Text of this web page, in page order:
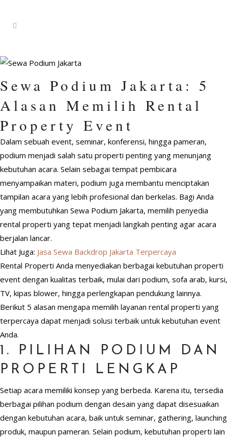
Sewa Podium Jakarta: 5
Alasan Memilih Rental
Property Event
Dalam sebuah event, seminar, konferensi, hingga pameran,
podium menjadi salah satu properti penting yang menunjang
kebutuhan acara. Selain sebagai tempat pembicara
menyampaikan materi, podium juga membantu menciptakan
tampilan acara yang lebih profesional dan berkelas. Bagi Anda
yang membutuhkan Sewa Podium Jakarta, memilih penyedia
rental properti yang tepat menjadi langkah penting agar acara
berjalan lancar.
Lihat Juga: Jasa Sewa Backdrop Jakarta Terpercaya
Rental Properti Anda menyediakan berbagai kebutuhan properti
event dengan kualitas terbaik, mulai dari podium, sofa arab, kursi,
TV, kipas blower, hingga perlengkapan pendukung lainnya.
Berikut 5 alasan mengapa memilih layanan rental properti yang
terpercaya dapat menjadi solusi terbaik untuk kebutuhan event
Anda.
1. PILIHAN PODIUM DAN
PROPERTI LENGKAP
Setiap acara memiliki konsep yang berbeda. Karena itu, tersedia
berbagai pilihan podium dengan desain yang dapat disesuaikan
dengan kebutuhan acara, baik untuk seminar, gathering, launching
produk, maupun pameran. Selain podium, kebutuhan properti lain